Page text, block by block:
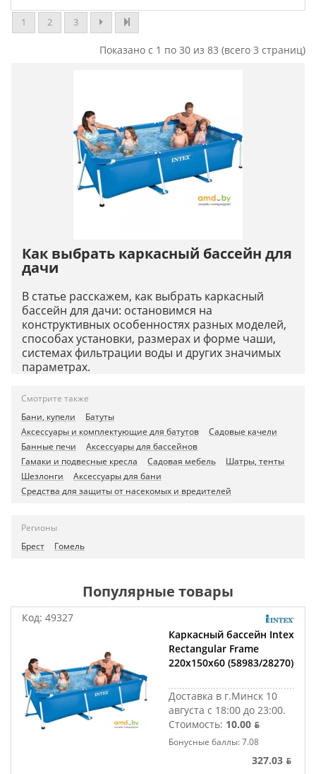
1 2 3
Показано с 1 по 30 из 83 (всего 3 страниц)
Как выбрать каркасный бассейн для
дачи
В статье расскажем, как выбрать каркасный
бассейн для дачи: остановимся на
конструктивных особенностях разных моделей,
способах установки, размерах и форме чаши,
системах фильтрации воды и других значимых
параметрах.
Смотрите также
Бани, купели
Батуты
Аксессуары и комплектующие для батутов
Садовые качели
Банные печи
Аксессуары для бассейнов
Гамаки и подвесные кресла
Садовая мебель
Шатры, тенты
Шезлонги
Аксессуары для бани
Средства для защиты от насекомых и вредителей
Регионы
Брест
Гомель
Популярные товары
Код: 49327
Каркасный бассейн Intex
Rectangular Frame
220х150х60 (58983/28270)
Доставка в г.Минск 10
августа с 18:00 до 23:00.
Стоимость: 10.00 ƃ
Бонусные баллы: 7.08
327.03 ƃ